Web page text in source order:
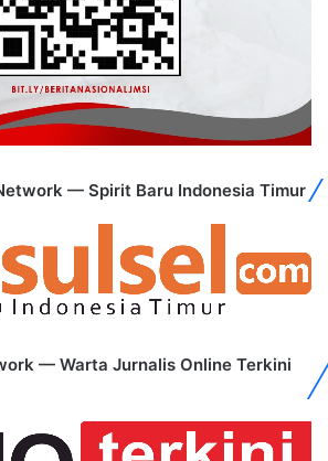
— Spirit Baru Indonesia Timur
— Warta Jurnalis Online Terkini